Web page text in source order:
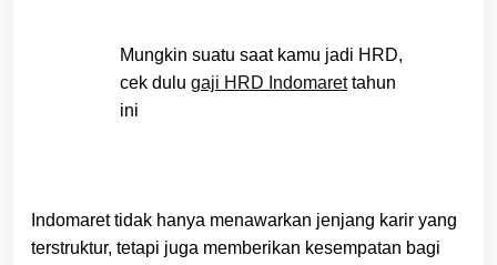
Mungkin suatu saat kamu jadi HRD,
cek dulu gaji HRD Indomarettahun
ini
Indomaret tidak hanya menawarkan jenjang karir yang
terstruktur, tetapi juga memberikan kesempatan bagi